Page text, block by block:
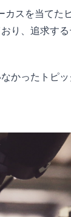
カスを当てた
り、追求す
かったトピ